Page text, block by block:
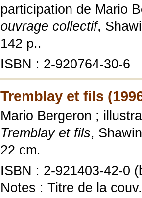
participation de Mario
ouvrage collectif,
142 p..
ISBN : 2-920764-30-6
Tremblay et fils
Mario Bergeron ;
Tremblay et fils,
22 cm.
ISBN : 2-921403-42-0
Notes : Titre de la